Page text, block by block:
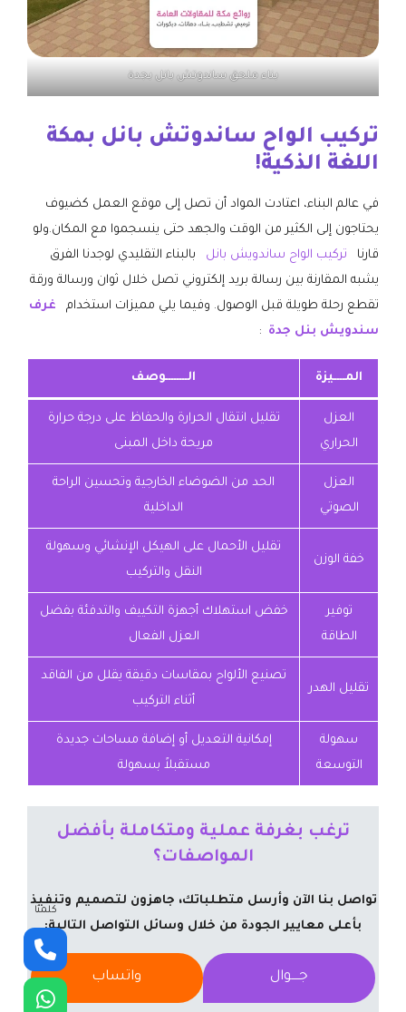
بناء ملحق ساندوتش بانل بجدة
تركيب الواح ساندوتش بانل بمكة
اللغة الذكية!
في عالم البناء، اعتادت المواد أن تصل إلى موقع العمل كضيوف
يحتاجون إلى الكثير من الوقت والجهد حتى ينسجموا مع المكان.ولو
قارنا
تركيب الواح ساندويش بانل
بالبناء التقليدي لوجدنا الفرق
يشبه المقارنة بين رسالة بريد إلكتروني تصل خلال ثوان ورسالة ورقة
تقطع رحلة طويلة قبل الوصول. وفيما يلي مميزات استخدام
غرف
سندويش بنل جدة :
المــــيزة الــــــــوصف
العزل
الحراري
تقليل انتقال الحرارة والحفاظ على درجة حرارة
مريحة داخل المبنى
العزل
الصوتي
الحد من الضوضاء الخارجية وتحسين الراحة
الداخلية
خفة الوزن
تقليل الأحمال على الهيكل الإنشائي وسهولة
النقل والتركيب
توفير
الطاقة
خفض استهلاك أجهزة التكييف والتدفئة بفضل
العزل الفعال
تقليل الهدر
تصنيع الألواح بمقاسات دقيقة يقلل من الفاقد
أثناء التركيب
سهولة
التوسعة
إمكانية التعديل أو إضافة مساحات جديدة
مستقبلاً بسهولة
ترغب بغرفة عملية ومتكاملة بأفضل
المواصفات؟
تواصل بنا الآن وأرسل متطلباتك، جاهزون لتصميم وتنفيذ
بأعلى معايير الجودة من خلال وسائل التواصل التالية:
جــــوال واتساب
كلمنا